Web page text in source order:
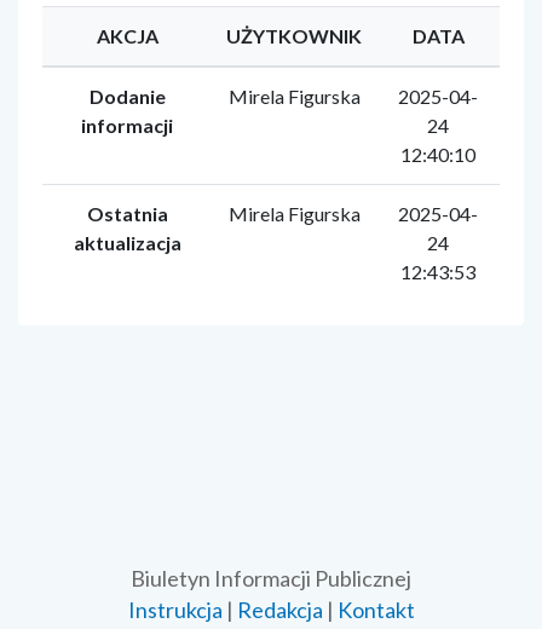
AKCJA UŻYTKOWNIK DATA
Dodanie
informacji
Mirela Figurska
2025-04-
24
12:40:10
Ostatnia
aktualizacja
Mirela Figurska
2025-04-
24
12:43:53
Biuletyn Informacji Publicznej
Instrukcja | Redakcja | Kontakt